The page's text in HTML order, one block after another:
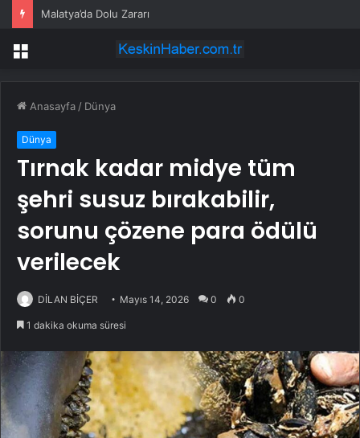
Malatya’da Dolu Zararı
Menü
Anasayfa / Dünya
Dünya
Tırnak kadar midye tüm
şehri susuz bırakabilir,
sorunu çözene para ödülü
verilecek
DİLAN BİÇER Mayıs 14, 2026 0 0
1 dakika okuma süresi